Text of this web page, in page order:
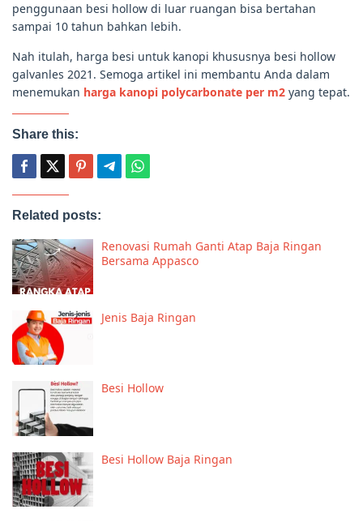
penggunaan besi hollow di luar ruangan bisa bertahan
sampai 10 tahun bahkan lebih.
Nah itulah, harga besi untuk kanopi khususnya besi hollow
galvanles 2021. Semoga artikel ini membantu Anda dalam
menemukan harga kanopi polycarbonate per m2 yang tepat.
Share this:
Related posts:
Renovasi Rumah Ganti Atap Baja Ringan
Bersama Appasco
Jenis Baja Ringan
Besi Hollow
Besi Hollow Baja Ringan